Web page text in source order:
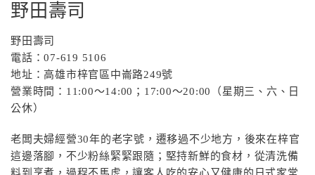
野田壽司
野田壽司
電話：07-619 5106
地址：高雄市梓官區中崙路249號
營業時間：11:00～14:00；17:00～20:00（星期三、六、日
公休）
老闆夫婦經營30年的老字號，遷移過不少地方，後來在梓官
這邊落腳，不少粉絲緊緊跟隨；堅持新鮮的食材，從清洗備